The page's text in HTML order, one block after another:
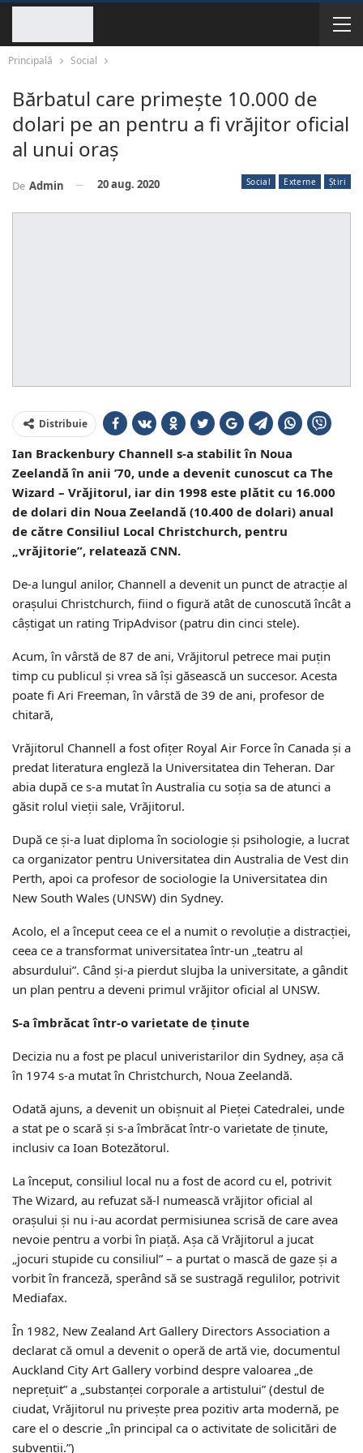
Principală Social
Bărbatul care primește 10.000 de
dolari pe an pentru a fi vrăjitor oficial
al unui oraș
Social Externe Știri
De Admin 20 aug. 2020
Distribuie
Ian Brackenbury Channell s-a stabilit în Noua
Zeelandă în anii ’70, unde a devenit cunoscut ca The
Wizard – Vrăjitorul, iar din 1998 este plătit cu 16.000
de dolari din Noua Zeelandă (10.400 de dolari) anual
de către Consiliul Local Christchurch, pentru
„vrăjitorie”, relatează CNN.
De-a lungul anilor, Channell a devenit un punct de atracție al
orașului Christchurch, fiind o figură atât de cunoscută încât a
câștigat un rating TripAdvisor (patru din cinci stele).
Acum, în vârstă de 87 de ani, Vrăjitorul petrece mai puțin
timp cu publicul și vrea să își găsească un succesor. Acesta
poate fi Ari Freeman, în vârstă de 39 de ani, profesor de
chitară,
Vrăjitorul Channell a fost ofițer Royal Air Force în Canada și a
predat literatura engleză la Universitatea din Teheran. Dar
abia după ce s-a mutat în Australia cu soția sa de atunci a
găsit rolul vieții sale, Vrăjitorul.
După ce și-a luat diploma în sociologie și psihologie, a lucrat
ca organizator pentru Universitatea din Australia de Vest din
Perth, apoi ca profesor de sociologie la Universitatea din
New South Wales (UNSW) din Sydney.
Acolo, el a început ceea ce el a numit o revoluție a distracției,
ceea ce a transformat universitatea într-un „teatru al
absurdului”. Când și-a pierdut slujba la universitate, a gândit
un plan pentru a deveni primul vrăjitor oficial al UNSW.
S-a îmbrăcat într-o varietate de ținute
Decizia nu a fost pe placul univeristarilor din Sydney, așa că
în 1974 s-a mutat în Christchurch, Noua Zeelandă.
Odată ajuns, a devenit un obișnuit al Pieței Catedralei, unde
a stat pe o scară și s-a îmbrăcat într-o varietate de ținute,
inclusiv ca Ioan Botezătorul.
La început, consiliul local nu a fost de acord cu el, potrivit
The Wizard, au refuzat să-l numească vrăjitor oficial al
orașului și nu i-au acordat permisiunea scrisă de care avea
nevoie pentru a vorbi în piață. Așa că Vrăjitorul a jucat
„jocuri stupide cu consiliul” – a purtat o mască de gaze și a
vorbit în franceză, sperând să se sustragă regulilor, potrivit
Mediafax.
În 1982, New Zealand Art Gallery Directors Association a
declarat că omul a devenit o operă de artă vie, documentul
Auckland City Art Gallery vorbind despre valoarea „de
neprețuit” a „substanței corporale a artistului” (destul de
ciudat, Vrăjitorul nu privește prea pozitiv arta modernă, pe
care el o descrie „în principal ca o activitate de solicitări de
subvenții.”)